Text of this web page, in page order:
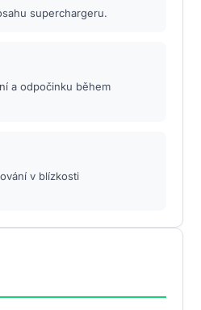
superchargeru.
a odpočinku během
v blízkosti